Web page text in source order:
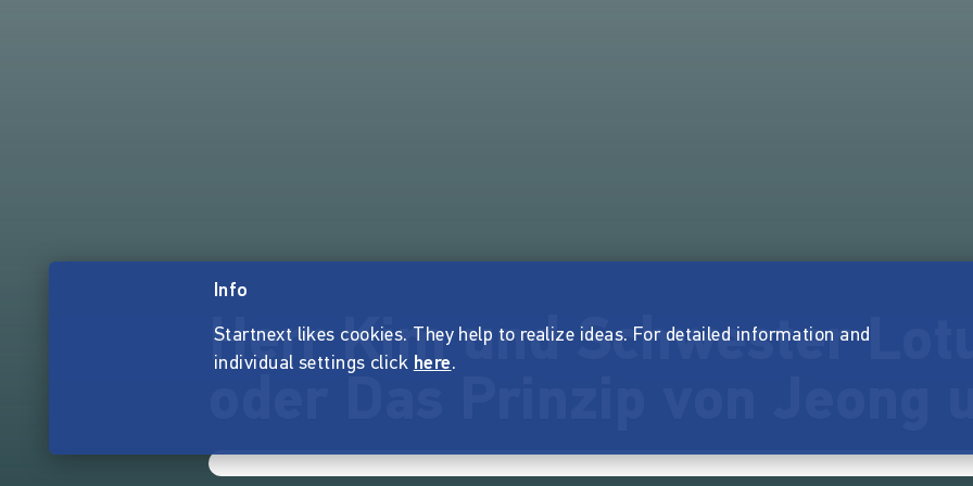
Herr Kim und Schwester
oder Das Prinzip von Jeong
Info
Startnext likes cookies. They help to realize ideas. For detailed information and
individual settings click here.